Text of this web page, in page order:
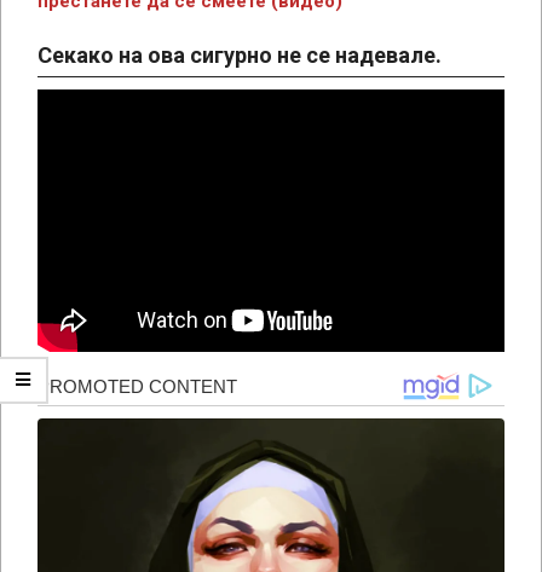
Секако на ова сигурно не се надевале.